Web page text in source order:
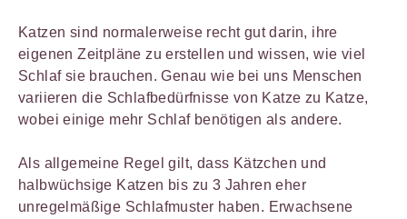
Katzen sind normalerweise recht gut darin, ihre
eigenen Zeitpläne zu erstellen und wissen, wie viel
Schlaf sie brauchen. Genau wie bei uns Menschen
variieren die Schlafbedürfnisse von Katze zu Katze,
wobei einige mehr Schlaf benötigen als andere.
Als allgemeine Regel gilt, dass Kätzchen und
halbwüchsige Katzen bis zu 3 Jahren eher
unregelmäßige Schlafmuster haben. Erwachsene